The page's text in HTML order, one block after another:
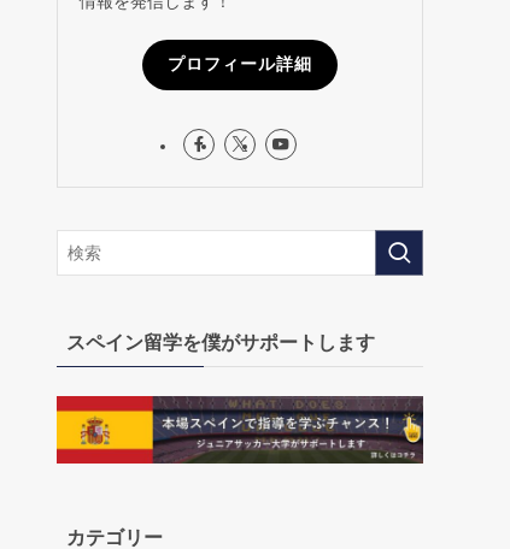
プロフィール詳細
スペイン留学を僕がサポートします
カテゴリー